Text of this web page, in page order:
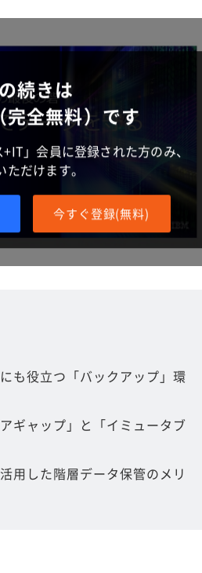
続きは
完全無料）です
」会員に登録された方のみ、
ただけます。
今すぐ登録(無料)
も役立つ「バックアップ」環
ギャップ」と「イミュータブ
用した階層データ保管のメリ